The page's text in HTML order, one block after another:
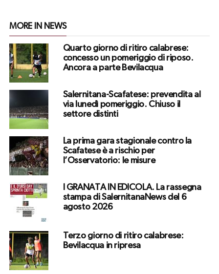
MORE IN NEWS
Quarto giorno di ritiro calabrese:
concesso un pomeriggio di riposo.
Ancora a parte Bevilacqua
Salernitana-Scafatese: prevendita al
via lunedì pomeriggio. Chiuso il
settore distinti
La prima gara stagionale contro la
Scafatese è a rischio per
l’Osservatorio: le misure
I GRANATA IN EDICOLA. La rassegna
stampa di SalernitanaNews del 6
agosto 2026
Terzo giorno di ritiro calabrese:
Bevilacqua in ripresa